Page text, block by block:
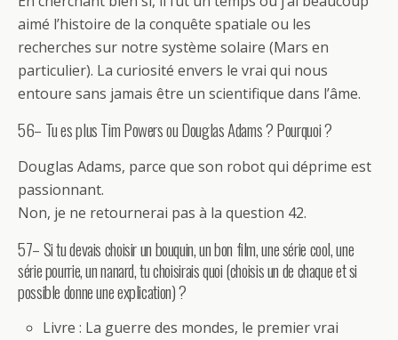
aimé l’histoire de la conquête spatiale ou les
recherches sur notre système solaire (Mars en
particulier). La curiosité envers le vrai qui nous
entoure sans jamais être un scientifique dans l’âme.
56– Tu es plus Tim Powers ou Douglas Adams ? Pourquoi ?
Douglas Adams, parce que son robot qui déprime est
passionnant.
Non, je ne retournerai pas à la question 42.
57– Si tu devais choisir un bouquin, un bon film, une série cool, une
série pourrie, un nanard, tu choisirais quoi (choisis un de chaque et si
possible donne une explication) ?
Livre : La guerre des mondes, le premier vrai